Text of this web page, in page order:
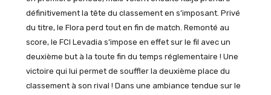
définitivement la tête du classement en s’imposant. Privé
du titre, le Flora perd tout en fin de match. Remonté au
score, le FCI Levadia s’impose en effet sur le fil avec un
deuxième but à la toute fin du temps réglementaire ! Une
victoire qui lui permet de souffler la deuxième place du
classement à son rival ! Dans une ambiance tendue sur le